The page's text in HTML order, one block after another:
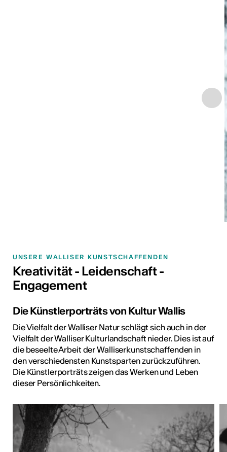
UNSERE WALLISER KUNSTSCHAFFENDEN
Kreativität - Leidenschaft -
Engagement
Die Künstlerporträts von Kultur Wallis
Die Vielfalt der Walliser Natur schlägt sich auch in der
Vielfalt der Walliser Kulturlandschaft nieder. Dies ist auf
die beseelte Arbeit der Walliserkunstschaffenden in
den verschiedensten Kunstsparten zurückzuführen.
Die Künstlerporträts zeigen das Werken und Leben
dieser Persönlichkeiten.